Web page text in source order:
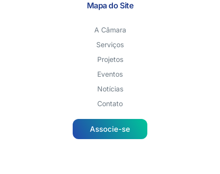
Mapa do Site
A Câmara
Serviços
Projetos
Eventos
Notícias
Contato
Associe-se